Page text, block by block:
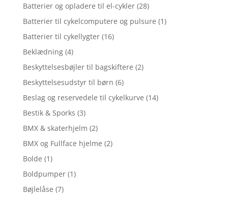
Batterier og opladere til el-cykler (28)
Batterier til cykelcomputere og pulsure (1)
Batterier til cykellygter (16)
Beklædning (4)
Beskyttelsesbøjler til bagskiftere (2)
Beskyttelsesudstyr til børn (6)
Beslag og reservedele til cykelkurve (14)
Bestik & Sporks (3)
BMX & skaterhjelm (2)
BMX og Fullface hjelme (2)
Bolde (1)
Boldpumper (1)
Bøjlelåse (7)